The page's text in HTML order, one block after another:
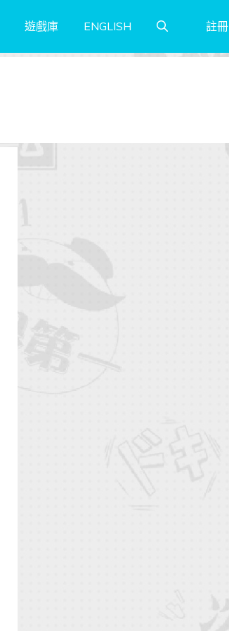
遊戲庫 ENGLISH 註冊